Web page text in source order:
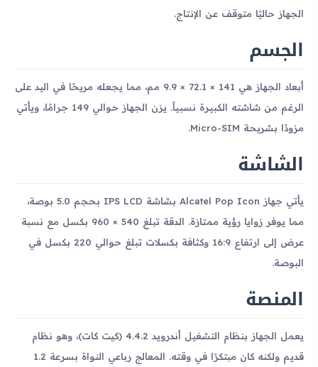
الجهاز حاليًا متوقف عن الإنتاج.
الجسم
أبعاد الجهاز هي 141 × 72.1 × 9.9 مم، مما يجعله مريحًا في اليد على
الرغم من شاشته الكبيرة نسبياً. يزن الجهاز حوالي 149 جرامًا، ويأتي
مزودًا بشريحة Micro-SIM.
الشاشة
يأتي جهاز Alcatel Pop Icon بشاشة IPS LCD بحجم 5.0 بوصة،
مما يوفر زوايا رؤية ممتازة. الدقة تبلغ 540 × 960 بكسل مع نسبة
عرض إلى ارتفاع 16:9 وكثافة بكسلات تبلغ حوالي 220 بكسل في
البوصة.
المنصة
يعمل الجهاز بنظام التشغيل أندرويد 4.4.2 (كيت كات)، وهو نظام
قديم ولكنه كان مبتكرًا في وقته. المعالج رباعي النواة بسرعة 1.2